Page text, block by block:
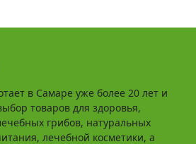
в Самаре уже более 20 лет и
товаров для здоровья,
грибов, натуральных
лечебной косметики, а